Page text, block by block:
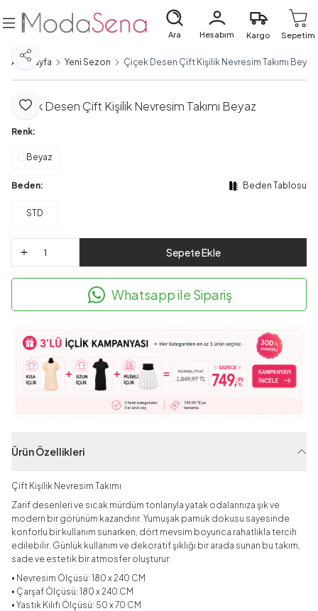
Ara Hesabım Kargo Sepetim
Ana Sayfa Yeni Sezon Çiçek Desen Çift Kişilik Nevresim Takımı Beyaz
Favoriye Ekle
Paylaş
Çiçek Desen Çift Kişilik Nevresim Takımı Beyaz
Renk:
Beyaz
Beden: Beden Tablosu
STD
Sepete Ekle
Whatsapp ile Sipariş
Ürün Özellikleri
Çift Kişilik Nevresim Takımı
Zarif desenleri ve sıcak mürdüm tonlarıyla yatak odalarınıza şık ve
modern bir görünüm kazandırır. Yumuşak pamuk dokusu sayesinde
konforlu bir kullanım sunarken, dört mevsim boyunca rahatlıkla tercih
edilebilir. Günlük kullanım ve dekoratif şıklığı bir arada sunan bu takım,
sade ve estetik bir atmosfer oluşturur.
• Nevresim Ölçüsü: 180 x 240 CM
• Çarşaf Ölçüsü: 180 x 240 CM
• Yastık Kılıfı Ölçüsü: 50 x 70 CM